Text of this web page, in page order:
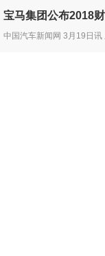
费者，路虎提前下调在华销
零售价...
宝马集团公布2018
中国汽车新闻网 3月19日